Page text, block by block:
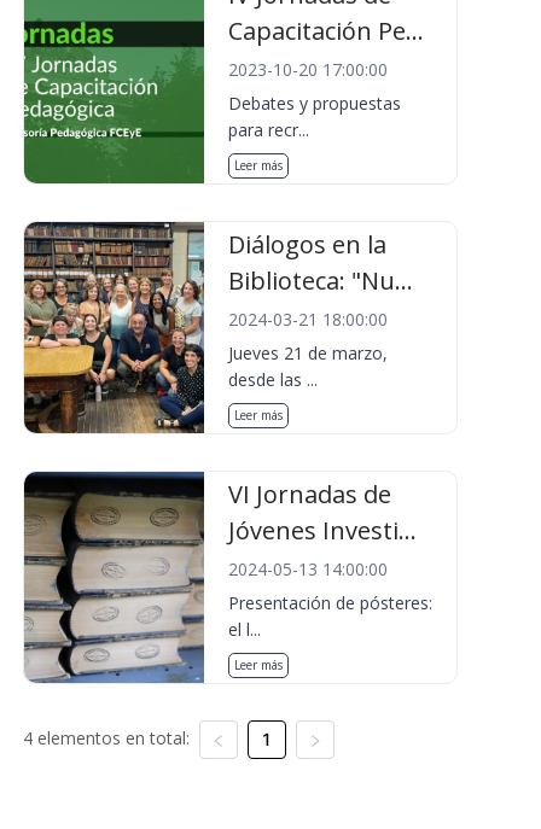
Capacitación Pe...
2023-10-20 17:00:00
Debates y propuestas
para recr...
Leer más
Diálogos en la
Biblioteca: "Nu...
2024-03-21 18:00:00
Jueves 21 de marzo,
desde las ...
Leer más
VI Jornadas de
Jóvenes Investi...
2024-05-13 14:00:00
Presentación de pósteres:
el l...
Leer más
4 elementos en total: 1